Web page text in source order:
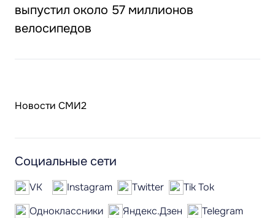
выпустил около 57 миллионов
велосипедов
Новости СМИ2
Социальные сети
VK Instagram Twitter
Tik Tok
Одноклассники
Яндекс.Дзен
Telegram